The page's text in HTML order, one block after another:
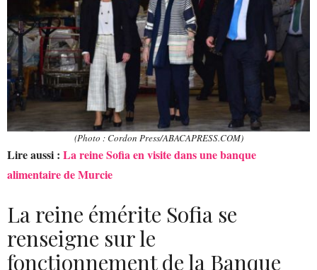
(Photo : Cordon Press/ABACAPRESS.COM)
Lire aussi : La reine Sofia en visite dans une banque
alimentaire de Murcie
La reine émérite Sofia se
renseigne sur le
fonctionnement de la Banque